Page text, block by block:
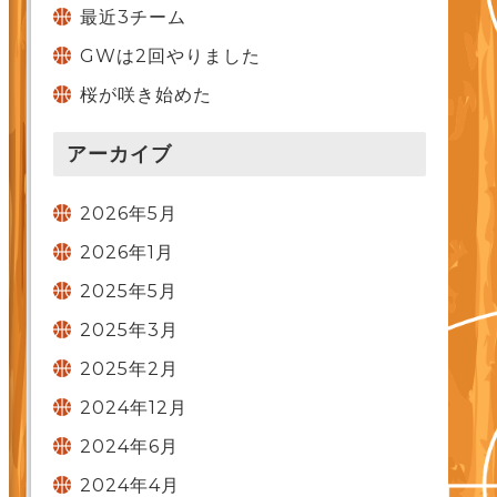
最近3チーム
GWは2回やりました
桜が咲き始めた
アーカイブ
2026年5月
2026年1月
2025年5月
2025年3月
2025年2月
2024年12月
2024年6月
2024年4月